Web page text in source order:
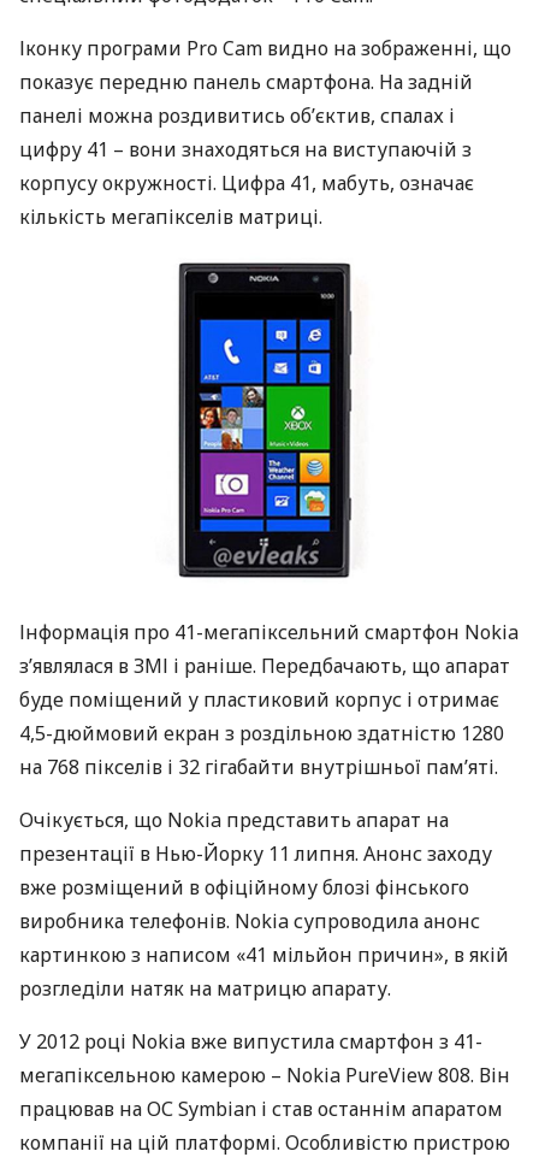
Іконку програми Pro Cam видно на зображенні, що
показує передню панель смартфона. На задній
панелі можна роздивитись об’єктив, спалах і
цифру 41 – вони знаходяться на виступаючій з
корпусу окружності. Цифра 41, мабуть, означає
кількість мегапікселів матриці.
Інформація про 41-мегапіксельний смартфон Nokia
з’являлася вЗМІ і раніше. Передбачають, що апарат
буде поміщений у пластиковий корпус і отримає
4,5-дюймовий екран з роздільною здатністю 1280
на 768 пікселів і 32 гігабайти внутрішньої пам’яті.
Очікується, що Nokia представить апарат на
презентації в Нью-Йорку 11 липня. Анонс заходу
вже розміщений в офіційному блозі фінського
виробника телефонів. Nokia супроводила анонс
картинкою з написом «41 мільйон причин», в якій
розгледіли натяк на матрицю апарату.
У 2012 році Nokia вже випустила смартфон з 41-
мегапіксельною камерою – Nokia PureView 808. Він
працював на ОС Symbian і став останнім апаратом
компанії на цій платформі. Особливістю пристрою